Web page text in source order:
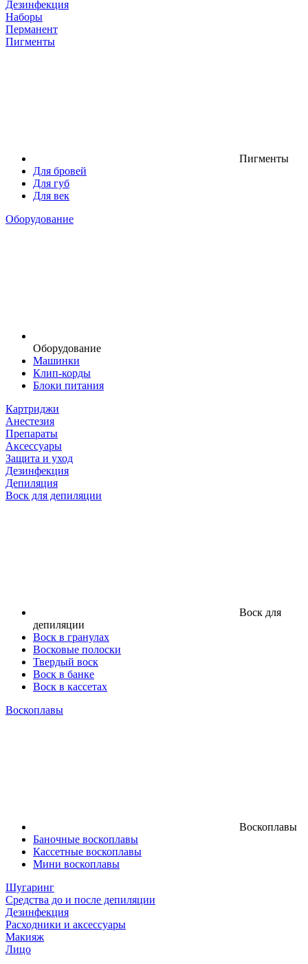
Дезинфекция
Наборы
Перманент
Пигменты
Пигменты
Для бровей
Для губ
Для век
Оборудование
Оборудование
Машинки
Клип-корды
Блоки питания
Картриджи
Анестезия
Препараты
Аксессуары
Защита и уход
Дезинфекция
Депиляция
Воск для депиляции
Воск для
депиляции
Воск в гранулах
Восковые полоски
Твердый воск
Воск в банке
Воск в кассетах
Воскоплавы
Воскоплавы
Баночные воскоплавы
Кассетные воскоплавы
Мини воскоплавы
Шугаринг
Средства до и после депиляции
Дезинфекция
Расходники и аксессуары
Макияж
Лицо